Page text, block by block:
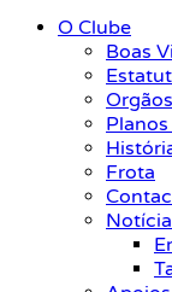
O Clube
Boas
Frota